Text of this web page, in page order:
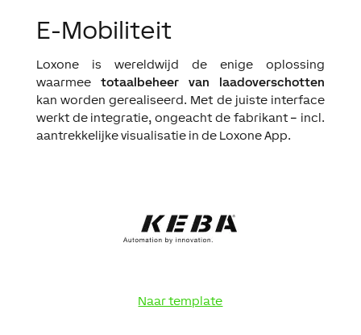
E-Mobiliteit
Loxone is wereldwijd de enige oplossing
waarmee totaalbeheer van laadoverschotten
kan worden gerealiseerd. Met de juiste interface
werkt de integratie, ongeacht de fabrikant – incl.
aantrekkelijke visualisatie in de Loxone App.
Naar template